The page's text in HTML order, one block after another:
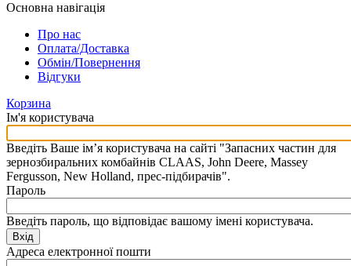
Основна навігація
Про нас
Оплата/Доставка
Обмін/Повернення
Відгуки
Корзина
Ім'я користувача
Введіть Ваше ім’я користувача на сайті "Запасних частин для
зернозбиральних комбайнів CLAAS, John Deere, Massey
Fergusson, New Holland, прес-підбирачів".
Пароль
Введіть пароль, що відповідає вашому імені користувача.
Вхід
Адреса електронної пошти